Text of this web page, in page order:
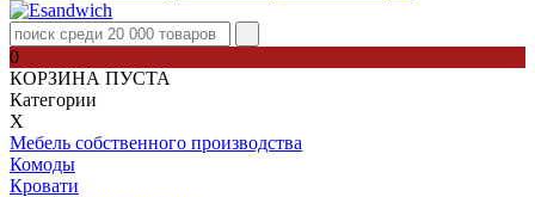
0
КОРЗИНА ПУСТА
Категории
Х
Мебель собственного производства
Комоды
Кровати